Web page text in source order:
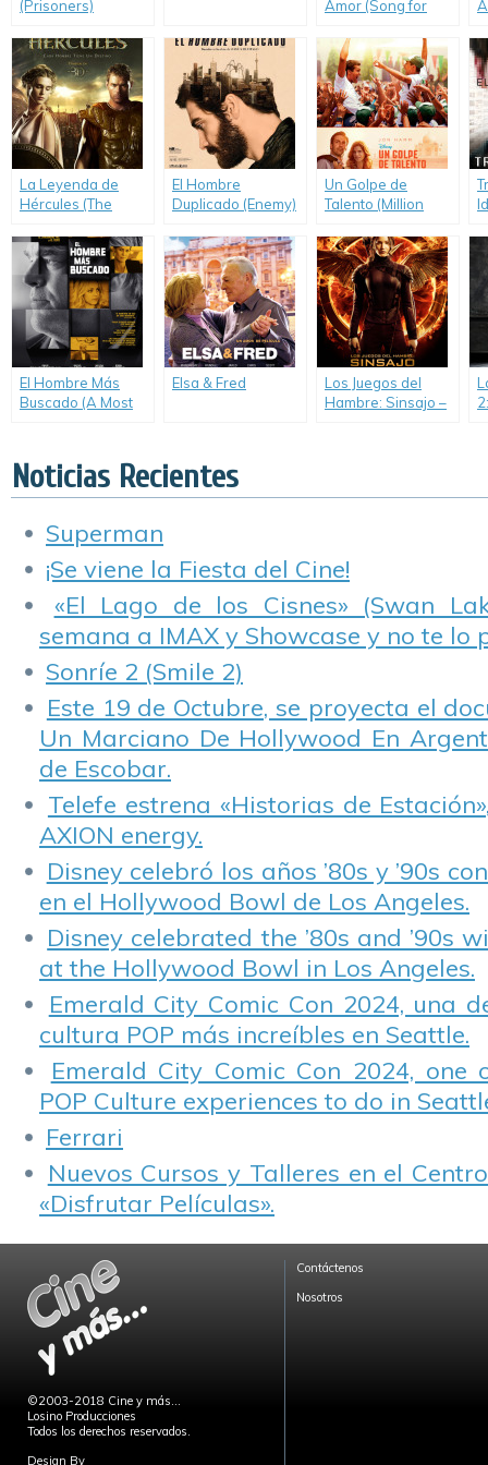
(Prisoners)
Amor (Song for
La Leyenda de
Hércules (The
Hercules)
El Hombre
Duplicado (Enemy)
Un Golpe de
Talento (Million
El Hombre Más
Buscado (A Most
Elsa & Fred
Los Juegos del
Hambre: Sinsajo –
Noticias Recientes
Superman
¡Se viene la Fiesta del Cine!
«El Lago de los Cisnes» (Swan
semana a IMAX y Showcase y no te lo
Sonríe 2 (Smile 2)
Este 19 de Octubre, se proyecta el
Un Marciano De Hollywood En
de Escobar.
Telefe estrena «Historias de
AXION energy.
Disney celebró los años ’80s y ’90s
en el Hollywood Bowl de Los Angeles.
Disney celebrated the ’80s and ’90s
at the Hollywood Bowl in Los Angeles.
Emerald City Comic Con 2024, una
cultura POP más increíbles en Seattle.
Emerald City Comic Con 2024,
POP Culture experiences to do in
Ferrari
Nuevos Cursos y Talleres en el
«Disfrutar Películas».
©2003-2018 Cine y más...
Losino Producciones
Todos los derechos reservados.
Design By
Contáctenos
Nosotros